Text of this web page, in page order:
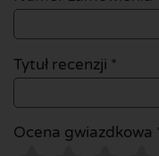
Tytuł recenzji *
Ocena gwiazdkowa